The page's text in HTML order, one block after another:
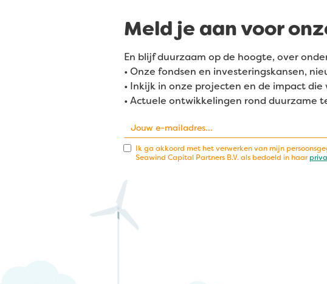
Meld je aan voor
En blijf duurzaam op de hoogte, over
• Onze fondsen en investeringskansen,
• Inkijk in onze projecten en de impact die
• Actuele ontwikkelingen rond duurzame
Ik ga akkoord met het verwerken van mijn
Seawind Capital Partners B.V. als bedoeld in haar